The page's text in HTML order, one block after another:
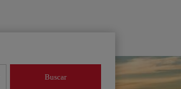
Buscar